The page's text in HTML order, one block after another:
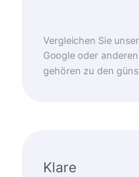
Vergleichen Sie
Google oder
gehören zu den
Klare